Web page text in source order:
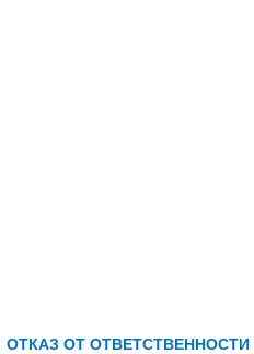
ОТКАЗ ОТ ОТВЕТСТВЕННОСТИ